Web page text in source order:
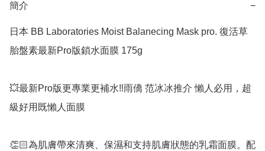
簡介 −
日本 BB Laboratories Moist Balanecing Mask pro. 復活草
胎盤素最新Pro版鎖水面膜 175g
💥最新Pro版更專業更補水‼️雨僑 范冰冰推介 懶人必用，超
級好用既懶人面膜
👏🏻為肌膚帶來清爽、保濕和支持肌膚狀態的乳霜面膜。配